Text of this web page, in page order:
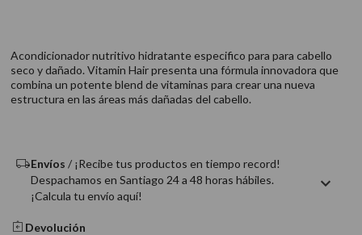
Acondicionador nutritivo hidratante especifico para para cabello
seco y dañado. Vitamin Hair presenta una fórmula innovadora que
combina un potente blend de vitaminas para crear una nueva
estructura en las áreas más dañadas del cabello.
Envíos / ¡Recibe tus productos en tiempo record!
Despachamos en Santiago 24 a 48 horas hábiles.
¡Calcula tu envío aquí!
Devolución
9. acondicionador
10. protector térmico